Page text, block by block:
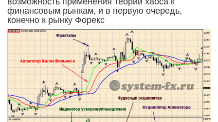
финансовым рынкам, и в первую очередь,
конечно к рынку Форекс